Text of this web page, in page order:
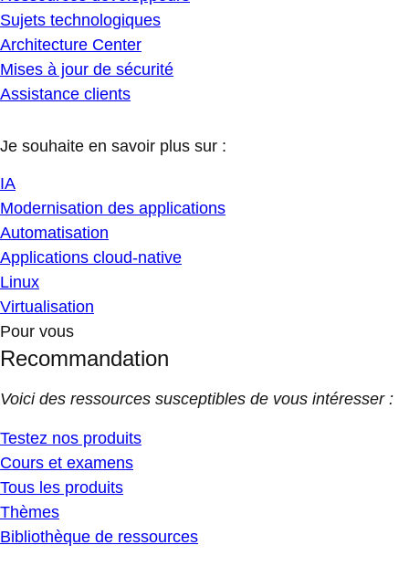
Sujets technologiques
Architecture Center
Mises à jour de sécurité
Assistance clients
Je souhaite en savoir plus sur :
IA
Modernisation des applications
Automatisation
Applications cloud-native
Linux
Virtualisation
Pour vous
Recommandation
Voici des ressources susceptibles de vous intéresser :
Testez nos produits
Cours et examens
Tous les produits
Thèmes
Bibliothèque de ressources